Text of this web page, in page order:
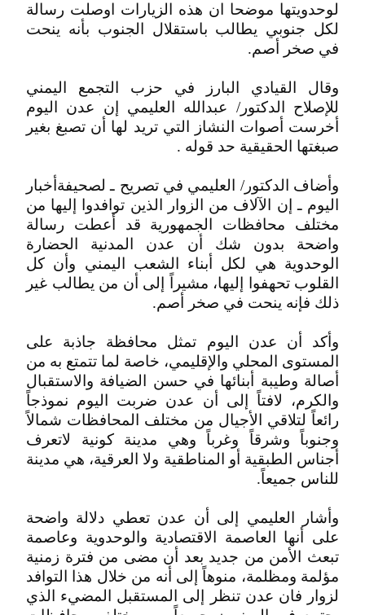
لوحدويتها موضحا ان هذه الزيارات اوصلت رسالة
لكل جنوبي يطالب باستقلال الجنوب بأنه ينحت
في صخر أصم.
وقال القيادي البارز في حزب التجمع اليمني
للإصلاح الدكتور/ عبدالله العليمي إن عدن اليوم
أخرست أصوات النشاز التي تريد لها أن تصبغ بغير
صبغتها الحقيقية حد قوله .
وأضاف الدكتور/ العليمي في تصريح ـ لصحيفةأخبار
اليوم ـ إن الآلاف من الزوار الذين توافدوا إليها من
مختلف محافظات الجمهورية قد أعطت رسالة
واضحة بدون شك أن عدن المدنية الحضارة
الوحدوية هي لكل أبناء الشعب اليمني وأن كل
القلوب تحهفوا إليها، مشيراً إلى أن من يطالب غير
ذلك فإنه ينحت في صخر أصم.
وأكد أن عدن اليوم تمثل محافظة جاذبة على
المستوى المحلي والإقليمي، خاصة لما تتمتع به من
أصالة وطيبة أبنائها في حسن الضيافة والاستقبال
والكرم، لافتاً إلى أن عدن ضربت اليوم نموذجاً
رائعاً لتلاقي الأجيال من مختلف المحافظات شمالاً
وجنوباً وشرقاً وغرباً وهي مدينة كونية لاتعرف
أجناس الطبقية أو المناطقية ولا العرقية، هي مدينة
للناس جميعاً.
وأشار العليمي إلى أن عدن تعطي دلالة واضحة
على أنها العاصمة الاقتصادية والوحدوية وعاصمة
تبعث الأمن من جديد بعد أن مضى من فترة زمنية
مؤلمة ومظلمة، منوهاً إلى أنه من خلال هذا التوافد
لزوار فان عدن تنظر إلى المستقبل المضيء الذي